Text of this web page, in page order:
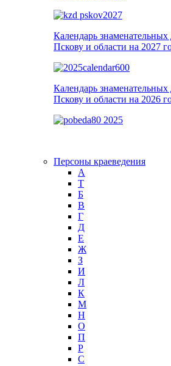
Календарь знаменательных
Пскову и области на 2027
Календарь знаменательных
Пскову и области на 2026
Персоны краеведения
А
T
Б
В
Г
Д
Е
Ж
З
И
Л
К
М
Н
О
П
Р
С